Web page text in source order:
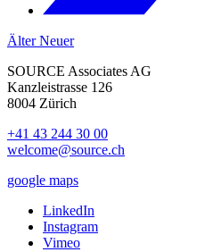
ÄlterNeuer
SOURCE Associates AG
Kanzleistrasse 126
8004 Zürich
+41 43 244 30 00
welcome@source.ch
google maps
LinkedIn
Instagram
Vimeo